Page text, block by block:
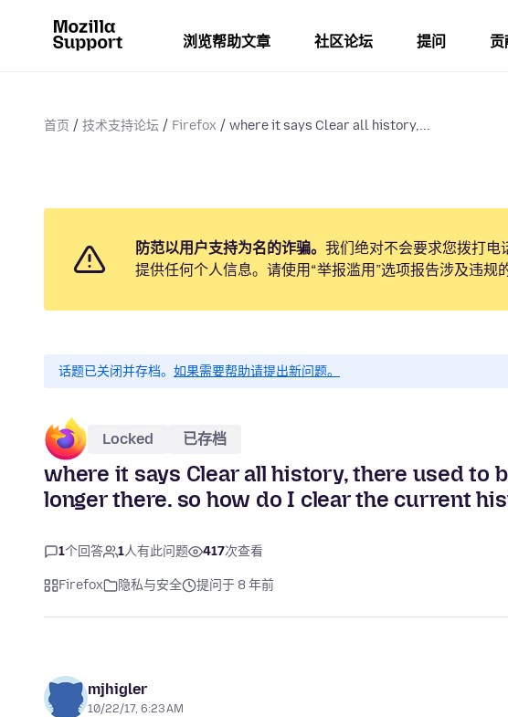
浏览帮助文章 社区论坛 提问 贡
首页 技术支持论坛 Firefox where it says Clear all history,...
防范以用户支持为名的诈骗。 我们绝对不会要求您拨打电
提供任何个人信息。请使用“举报滥用”选项报告涉及违规
话题已关闭并存档。 如果需要帮助请提出新问题。
Locked 已存档
where it says Clear all history, there used to
longer there. so how do I clear the current
1个回答 1人有此问题 417次查看
Firefox 隐私与安全 提问于 8 年前
mjhigler
10/22/17, 6:23 AM